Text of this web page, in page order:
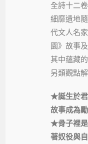
全詩十二
細靡遺地
代文人名
園》故事
其中蘊藏
另類觀點
★誕生於君
故事成為
★骨子裡是
著奴役與